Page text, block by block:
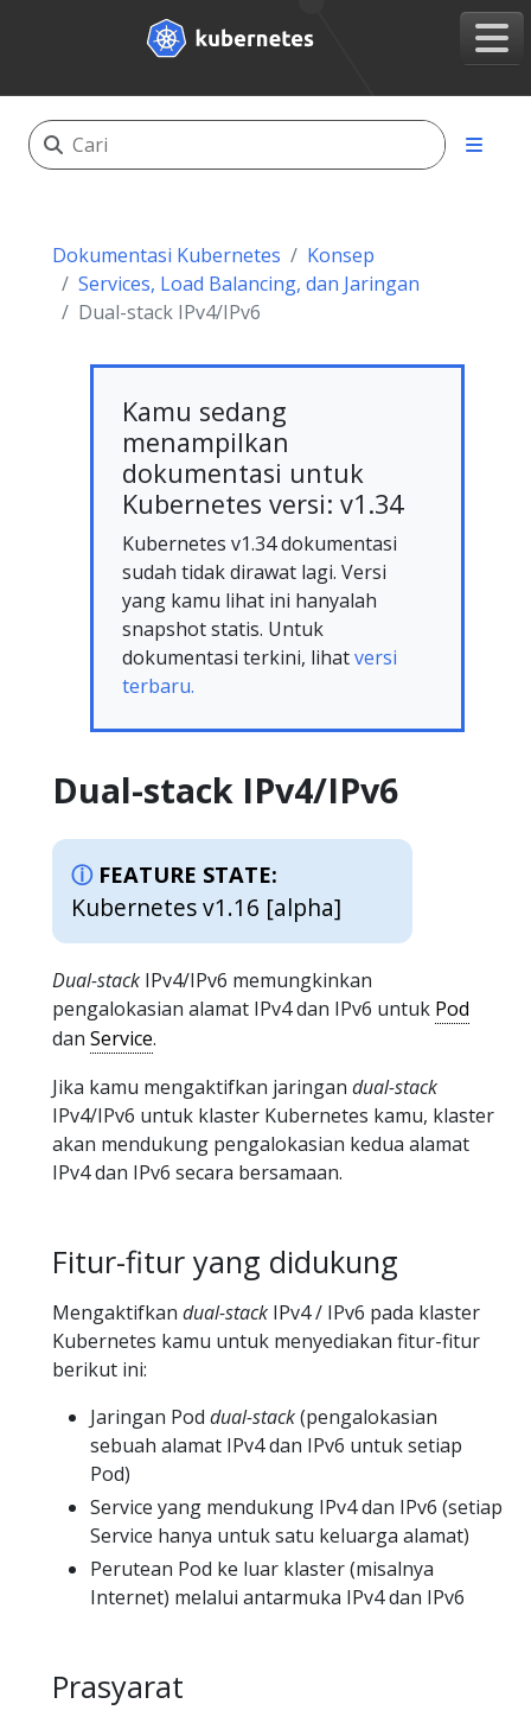
Dokumentasi Kubernetes
Konsep
Services, Load Balancing, dan Jaringan
Dual-stack IPv4/IPv6
Kamu sedang
menampilkan
dokumentasi untuk
Kubernetes versi: v1.34
Kubernetes v1.34 dokumentasi
sudah tidak dirawat lagi. Versi
yang kamu lihat ini hanyalah
snapshot statis. Untuk
dokumentasi terkini, lihatversi
terbaru.
Dual-stack IPv4/IPv6
FEATURE STATE:
Kubernetes v1.16 [alpha]
Dual-stack IPv4/IPv6 memungkinkan
pengalokasian alamat IPv4 dan IPv6 untuk Pod
dan Service.
Jika kamu mengaktifkan jaringan dual-stack
IPv4/IPv6 untuk klaster Kubernetes kamu, klaster
akan mendukung pengalokasian kedua alamat
IPv4 dan IPv6 secara bersamaan.
Fitur-fitur yang didukung
Mengaktifkan dual-stack IPv4 / IPv6 pada klaster
Kubernetes kamu untuk menyediakan fitur-fitur
berikut ini:
Jaringan Pod dual-stack(pengalokasian
sebuah alamat IPv4 dan IPv6 untuk setiap
Pod)
Service yang mendukung IPv4 dan IPv6 (setiap
Service hanya untuk satu keluarga alamat)
Perutean Pod ke luar klaster (misalnya
Internet) melalui antarmuka IPv4 dan IPv6
Prasyarat